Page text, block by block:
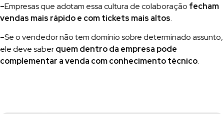
–Empresas que adotam essa cultura de colaboração fecham
vendas mais rápido e com tickets mais altos.
–Se o vendedor não tem domínio sobre determinado assunto,
ele deve saberquem dentro da empresa pode
complementar a venda com conhecimento técnico.